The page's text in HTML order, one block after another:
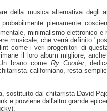
della musica alternativa degli
pienamente
minimalismo elettronico e
musicale, che verrà definito
come i veri progenitori di
il loro album migliore,
brano come Ry Cooder,
californiano, resta
sostituito dal chitarrista David
e proviene dall'altro grande